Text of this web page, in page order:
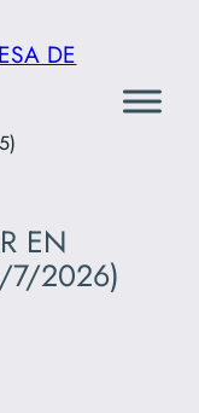
DE
EN
7/2026)